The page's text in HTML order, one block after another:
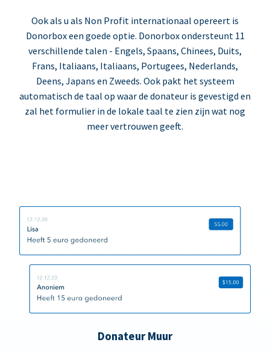
Ook als u als Non Profit internationaal opereert is
Donorbox een goede optie. Donorbox ondersteunt 11
verschillende talen - Engels, Spaans, Chinees, Duits,
Frans, Italiaans, Italiaans, Portugees, Nederlands,
Deens, Japans en Zweeds. Ook pakt het systeem
automatisch de taal op waar de donateur is gevestigd en
zal het formulier in de lokale taal te zien zijn wat nog
meer vertrouwen geeft.
Donateur Muur